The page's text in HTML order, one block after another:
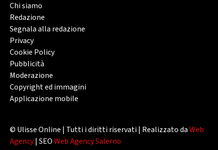
Chi siamo
Redazione
Segnala alla redazione
Privacy
Cookie Policy
Pubblicità
Moderazione
Copyright ed immagini
Applicazione mobile
© Ulisse Online | Tutti i diritti riservati | Realizzato daWeb
Agency| SEOWeb Agency Salerno